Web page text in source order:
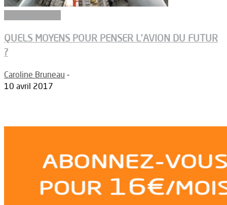
QUELS MOYENS POUR PENSER L’AVION DU FUTUR
?
Caroline Bruneau -
10 avril 2017